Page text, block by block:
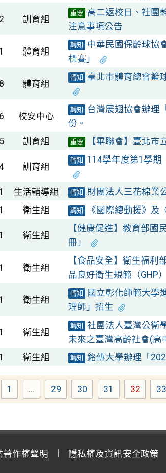
訓育組
重要
高二返校日、社團
注意事項公告
體育組
轉知
中華民國保齡球協
標賽」
體育組
轉知 臺北市體育總會籃
校安中心
轉知
台灣展翅協會辦理
份。
訓育組 重要 【畢聯會】臺北
訓育組
轉知 114學年度第1學期
生活輔導組 轉知 財團法人三花棉業
衛生組 轉知 《國際總動援》
衛生組
【健康促進】教育部國
冊」
衛生組
【食品安全】衛生福利
品良好衛生規範（GHP
衛生組
轉知
國立彰化師範大學
理師」招生
衛生組
轉知
社團法人臺灣公衛
未來之臺灣高齡社會(高
衛生組 轉知 銘傳大學辦理「
Page
1 ... Page
29 Page
30 Page
31 Page
32 33
著作權聲明 隱私權及資訊安全政策